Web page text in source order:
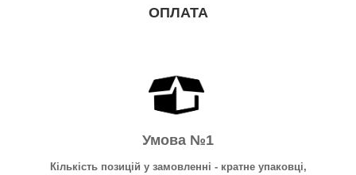
ОПЛАТА
Умова №1
Кількість позицій у замовленні - кратне упаковці,